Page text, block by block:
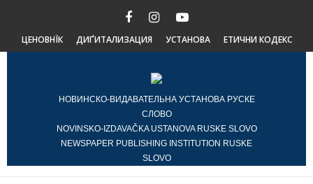
ЦЕНОВНЇК ДИҐИТАЛИЗАЦИЯ УСТАНОВА ЕТИЧНИ КОДЕКС
НОВИНСКО-ВИДАВАТЕЛЬНА УСТАНОВА РУСКЕ
СЛОВО
NOVINSKO-IZDAVAČKA USTANOVA RUSKE SLOVO
NEWSPAPER PUBLISHING INSTITUTION RUSKE
SLOVO